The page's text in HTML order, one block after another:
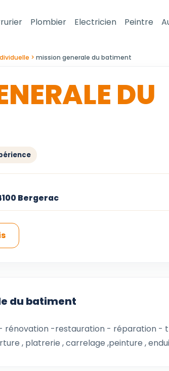
Plombier Electricien Peintre
mission generale du batiment
DU
Bergerac
du batiment
-restauration - réparation -
, platrerie , carrelage ,peinture ,